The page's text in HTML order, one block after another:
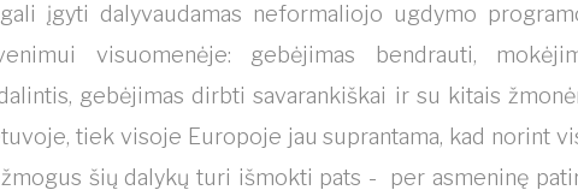
įgyti dalyvaudamas neformaliojo ugdymo
visuomenėje: gebėjimas bendrauti,
gebėjimas dirbti savarankiškai ir su kitais
tiek visoje Europoje jau suprantama, kad norint
šių dalykų turi išmokti pats - per asmeninę